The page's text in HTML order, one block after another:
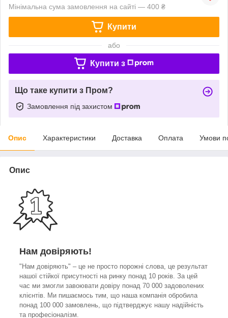
Мінімальна сума замовлення на сайті — 400 ₴
Купити
або
Купити з
Що таке купити з Пром?
Замовлення під захистом
Опис Характеристики Доставка Оплата Умови
Опис
Нам довіряють!
"Нам довіряють" – це не просто порожні слова, це результат
нашої стійкої присутності на ринку понад 10 років. За цей
час ми змогли завоювати довіру понад 70 000 задоволених
клієнтів. Ми пишаємось тим, що наша компанія обробила
понад 100 000 замовлень, що підтверджує нашу надійність
та професіоналізм.